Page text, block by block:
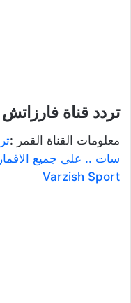
تردد قناة فارزاتش
معلومات القناة القمر :
سات .. على جميع
Varzish Sport